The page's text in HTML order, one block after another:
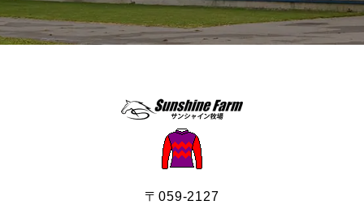
〒059-2127